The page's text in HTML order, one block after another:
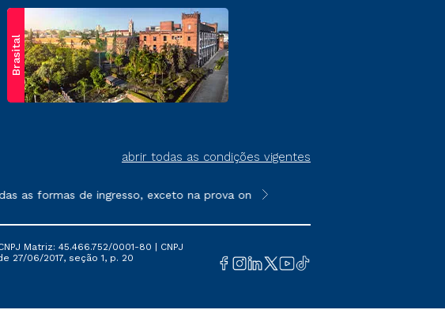
Brasital
abrir todas as condições vigentes
formas de ingresso, exceto na prova on-line ou agendada, que ofertam
**Semipresencial é um formato do
Matriz: 45.466.752/0001-80 | CNPJ
27/06/2017, seção 1, p. 20